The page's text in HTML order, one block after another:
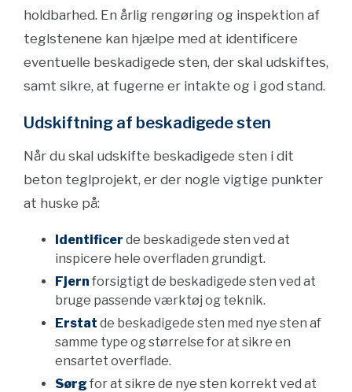
holdbarhed. En årlig rengøring og inspektion af
teglstenene kan hjælpe med at identificere
eventuelle beskadigede sten, der skal udskiftes,
samt sikre, at fugerne er intakte og i god stand.
Udskiftning af beskadigede sten
Når du skal udskifte beskadigede sten i dit
beton teglprojekt, er der nogle vigtige punkter
at huske på:
Identificer de beskadigede sten ved at
inspicere hele overfladen grundigt.
Fjern forsigtigt de beskadigede sten ved at
bruge passende værktøj og teknik.
Erstat de beskadigede sten med nye sten af
samme type og størrelse for at sikre en
ensartet overflade.
Sørg for at sikre de nye sten korrekt ved at